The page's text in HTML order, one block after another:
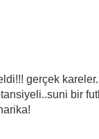
gerçek
bir